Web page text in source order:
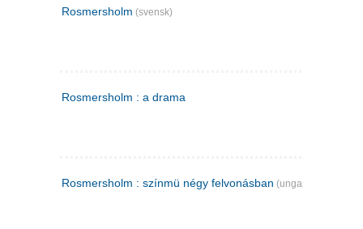
Rosmersholm (svensk)
Rosmersholm : a drama
Rosmersholm : színmü négy felvonásban (ungarsk)